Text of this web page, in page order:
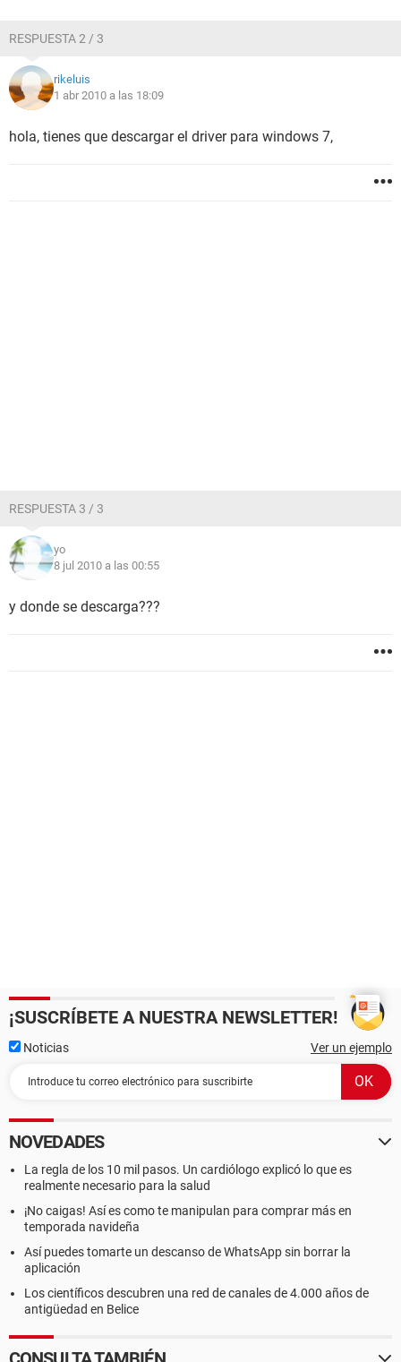
RESPUESTA 2 / 3
rikeluis
1 abr 2010 a las 18:09
hola, tienes que descargar el driver para windows 7,
RESPUESTA 3 / 3
yo
8 jul 2010 a las 00:55
y donde se descarga???
¡SUSCRÍBETE A NUESTRA NEWSLETTER!
Noticias Ver un ejemplo
NOVEDADES
La regla de los 10 mil pasos. Un cardiólogo explicó lo que es
realmente necesario para la salud
¡No caigas! Así es como te manipulan para comprar más en
temporada navideña
Así puedes tomarte un descanso de WhatsApp sin borrar la
aplicación
Los científicos descubren una red de canales de 4.000 años de
antigüedad en Belice